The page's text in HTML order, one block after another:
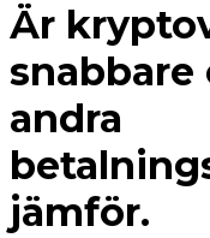
Är
snabbare
andra
jämför.